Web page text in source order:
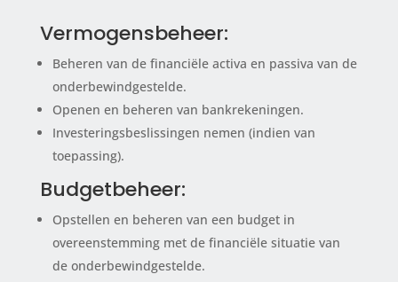
Vermogensbeheer:
Beheren van de financiële activa en passiva van de
onderbewindgestelde.
Openen en beheren van bankrekeningen.
Investeringsbeslissingen nemen (indien van
toepassing).
Budgetbeheer:
Opstellen en beheren van een budget in
overeenstemming met de financiële situatie van
de onderbewindgestelde.